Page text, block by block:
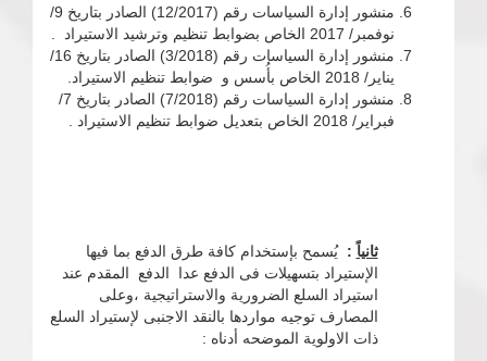
منشور إدارة السياسات رقم (12/2017) الصادر بتاريخ 9/
نوفمبر/ 2017 الخاص بضوابط تنظيم وترشيد الاستيراد .
منشور إدارة السياسات رقم (3/2018) الصادر بتاريخ 16/
يناير/ 2018 الخاص بأُسس و ضوابط تنظيم الاستيراد.
منشور إدارة السياسات رقم (7/2018) الصادر بتاريخ 7/
فبراير/ 2018 الخاص بتعديل ضوابط تنظيم الاستيراد .
ثانياً :يُسمح بإستخدام كافة طرق الدفع بما فيها
الإستيراد بتسهيلات فى الدفع عدا الدفع المقدم عند
استيراد السلع الضرورية والاستراتيجية ،وعلى
المصارف توجيه مواردها بالنقد الاجنبى لإستيراد السلع
ذات الاولوية الموضحه أدناه :